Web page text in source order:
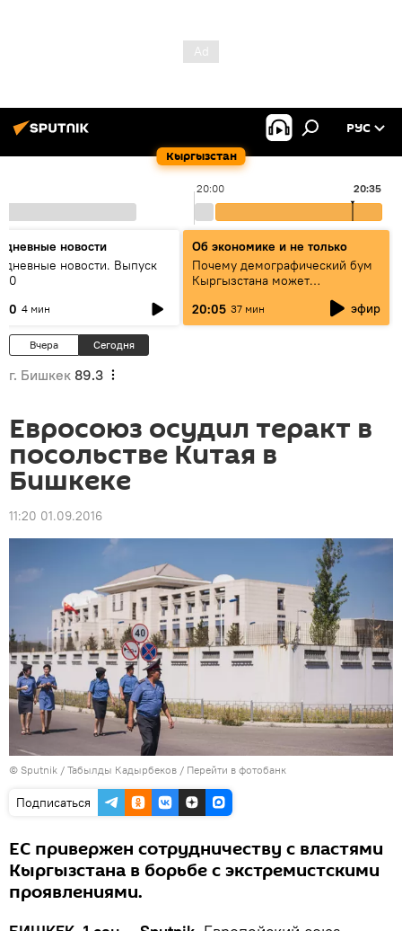
Кыргызстан
РУС
20:00 20:35
новости
новости. Выпуск
4 мин
Об экономике и не только
Почему демографический бум
Кыргызстана может
превратиться в проблему и как
этого избежать
20:05 37 мин эфир
Вчера Сегодня
г. Бишкек 89.3
Евросоюз осудил теракт в
посольстве Китая в
Бишкеке
11:20 01.09.2016
© Sputnik / Табылды Кадырбеков / Перейти в фотобанк
Подписаться
ЕС привержен сотрудничеству с властями
Кыргызстана в борьбе с экстремистскими
проявлениями.